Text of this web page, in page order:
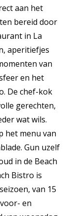
aan het
bereid door
in La
aperitiefjes
van
en het
De chef-kok
gerechten,
wat wils.
het menu van
Gun uzelf
in de Beach
Bistro is
van 15
en